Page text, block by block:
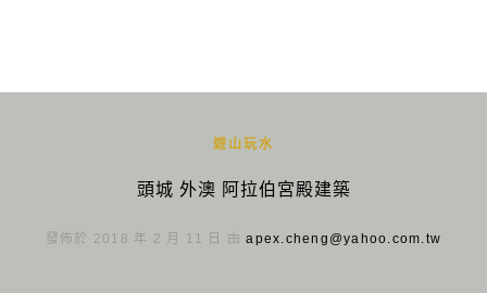
遊山玩水
頭城 外澳 阿拉伯宮殿建築
發佈於 2018 年 2 月 11 日 由apex.cheng@yahoo.com.tw